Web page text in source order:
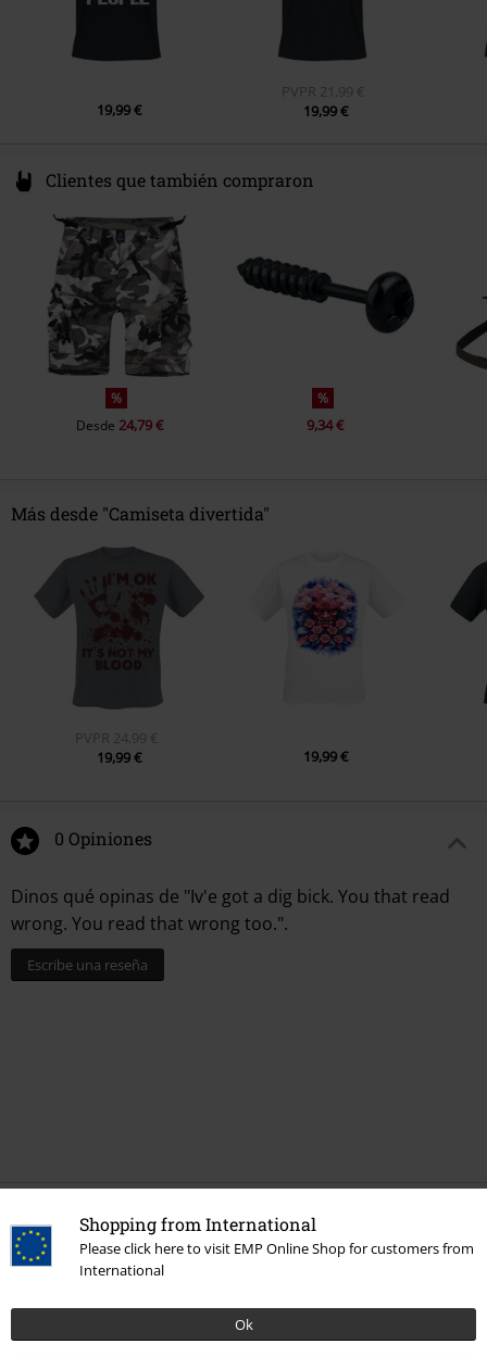
Shopping from International
Please click here to visit EMP Online Shop for customers from
International
Ok
19,99 €
PVPR 21,99 €
19,99 €
Clientes que también compraron
%
Desde 24,79 €
%
9,34 €
Más desde "Camiseta divertida"
PVPR 24,99 €
19,99 €
19,99 €
0 Opiniones
Dinos qué opinas de "Iv'e got a dig bick. You that read
wrong. You read that wrong too.".
Escribe una reseña